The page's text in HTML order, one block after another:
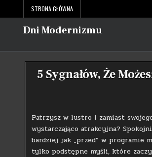
content
STRONA GŁÓWNA
Dni Modernizmu
5 Sygnałów, Że
Patrzysz w lustro i zamiast
wystarczająco atrakcyjna?
bardziej jak „przed” w programie
tylko podstępne myśli, które